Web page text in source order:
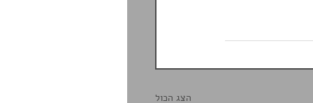
הצג הכול